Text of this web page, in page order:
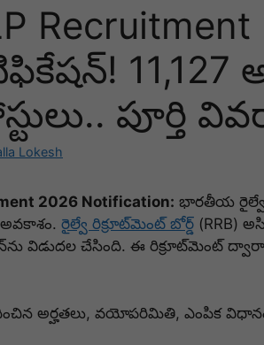
11,127
పూర్తి
Lokesh
2026 Notification: భారతీయ
రైల్వే రిక్రూట్‌మెంట్ బోర్డ్ (RRB)
విడుదల చేసింది. ఈ రిక్రూట్‌మెంట్
అర్హతలు, వయోపరిమితి, ఎంపిక